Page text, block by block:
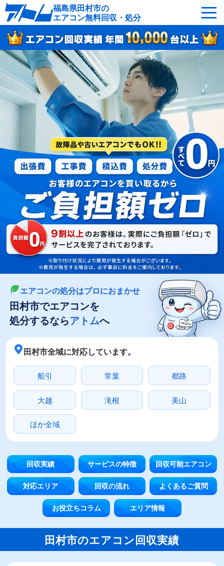
福島県田村市の
エアコン無料回収・処分
サービスの特徴 回収可能なエアコン
対応エリア 回収の流れ
よくあるご質問 運営会社
田村市へ無料出張
最短即日 お急ぎの方はこちら
050-5482-9461
受付：24時間年中無休（通話料無料）
LINEやメールでカンタン依頼
メールで回収依頼 LINEで回収依頼
エアコンの処分はプロにおまかせ
田村市でエアコンを
処分するならアトムへ
田村市全域に対応しています。
船引 常葉 都路
大越 滝根 美山
ほか全域
回収実績 サービスの特徴 回収可能エアコン
対応エリア 回収の流れ よくあるご質問
お役立ちコラム エリア情報
田村市のエアコン回収実績